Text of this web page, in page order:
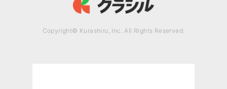
Copyright© Kurashiru, Inc. All Rights Reserved.